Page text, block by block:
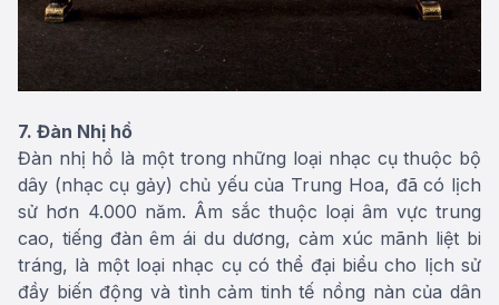
7. Đàn Nhị hồ
Đàn nhị hồ là một trong những loại nhạc cụ thuộc bộ
dây (nhạc cụ gảy) chủ yếu của Trung Hoa, đã có lịch
sử hơn 4.000 năm. Âm sắc thuộc loại âm vực trung
cao, tiếng đàn êm ái du dương, cảm xúc mãnh liệt bi
tráng, là một loại nhạc cụ có thể đại biểu cho lịch sử
đầy biến động và tình cảm tinh tế nồng nàn của dân